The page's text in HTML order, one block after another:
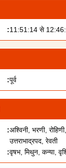
11:51:14 से
पूर्व
अश्विनी, भरणी,
उत्तराभाद्रपद, रेवती
वृषभ, मिथुन, कन्या,